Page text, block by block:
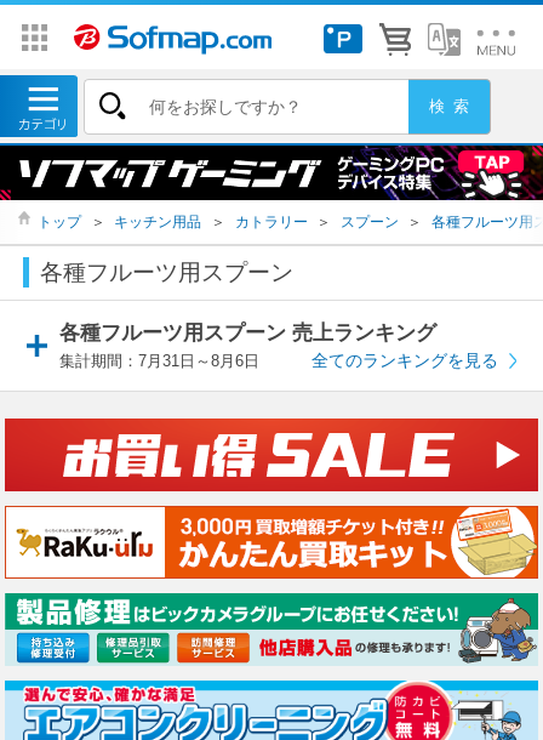
トップ ＞ キッチン用品 ＞ カトラリー ＞ スプーン ＞ 各種フルーツ用
各種フルーツ用スプーン
各種フルーツ用スプーン 売上ランキング
集計期間：7月31日～8月6日 全てのランキングを見る